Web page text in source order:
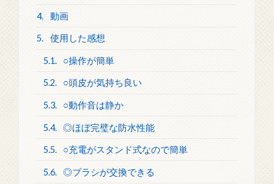
4. 動画
5. 使用した感想
5.1. ○操作が簡単
5.2. ○頭皮が気持ち良い
5.3. ○動作音は静か
5.4. ◎ほぼ完璧な防水性能
5.5. ○充電がスタンド式なので簡単
5.6. ◎ブラシが交換できる